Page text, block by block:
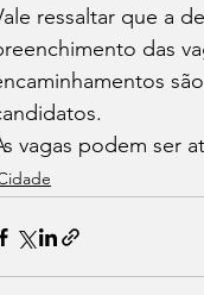
ressaltar que a
das
vagas podem ser